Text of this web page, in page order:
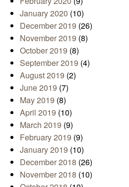
January 2020 (10)
December 2019 (26)
November 2019 (8)
October 2019 (8)
September 2019 (4)
August 2019 (2)
June 2019 (7)
May 2019 (8)
April 2019 (10)
March 2019 (9)
February 2019 (9)
January 2019 (10)
December 2018 (26)
November 2018 (10)